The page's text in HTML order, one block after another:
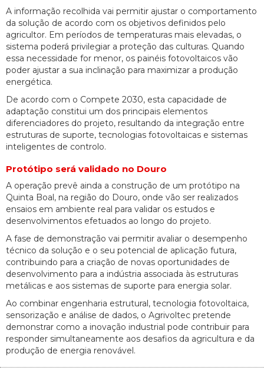
A informação recolhida vai permitir ajustar o comportamento
da solução de acordo com os objetivos definidos pelo
agricultor. Em períodos de temperaturas mais elevadas, o
sistema poderá privilegiar a proteção das culturas. Quando
essa necessidade for menor, os painéis fotovoltaicos vão
poder ajustar a sua inclinação para maximizar a produção
energética.
De acordo com o Compete 2030, esta capacidade de
adaptação constitui um dos principais elementos
diferenciadores do projeto, resultando da integração entre
estruturas de suporte, tecnologias fotovoltaicas e sistemas
inteligentes de controlo.
Protótipo será validado no Douro
A operação prevê ainda a construção de um protótipo na
Quinta Boal, na região do Douro, onde vão ser realizados
ensaios em ambiente real para validar os estudos e
desenvolvimentos efetuados ao longo do projeto.
A fase de demonstração vai permitir avaliar o desempenho
técnico da solução e o seu potencial de aplicação futura,
contribuindo para a criação de novas oportunidades de
desenvolvimento para a indústria associada às estruturas
metálicas e aos sistemas de suporte para energia solar.
Ao combinar engenharia estrutural, tecnologia fotovoltaica,
sensorização e análise de dados, o Agrivoltec pretende
demonstrar como a inovação industrial pode contribuir para
responder simultaneamente aos desafios da agricultura e da
produção de energia renovável.